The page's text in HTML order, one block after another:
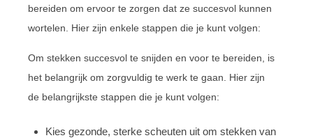
bereiden om ervoor te zorgen dat ze succesvol kunnen
wortelen. Hier zijn enkele stappen die je kunt volgen:
Om stekken succesvol te snijden en voor te bereiden, is
het belangrijk om zorgvuldig te werk te gaan. Hier zijn
de belangrijkste stappen die je kunt volgen:
Kies gezonde, sterke scheuten uit om stekken van